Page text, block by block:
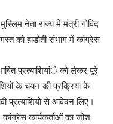
नेता राज्य में मंत्री गोविंद
को हाडोती संभाग में कांग्रेस
प्रत्याशियांे को लेकर पूरे
के चयन की प्रक्रिया के
प्रत्याशियों से आवेदन लिए।
कार्यकर्ताओं का जोश